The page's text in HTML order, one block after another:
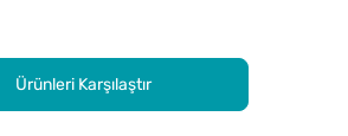
Ürünleri Karşılaştır